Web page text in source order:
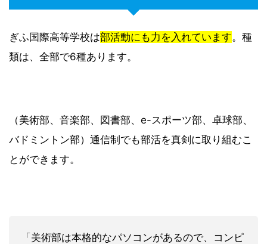
ぎふ国際高等学校は部活動にも力を入れています。種
類は、全部で6種あります。
（美術部、音楽部、図書部、e-スポーツ部、卓球部、
バドミントン部）通信制でも部活を真剣に取り組むこ
とができます。
「美術部は本格的なパソコンがあるので、コンピ